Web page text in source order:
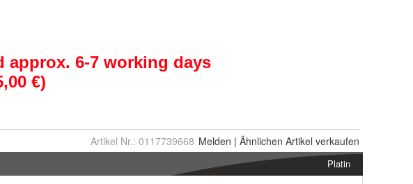
Artikel Nr.: 0117739668 Melden | Ähnlichen Artikel verkaufen
Platin